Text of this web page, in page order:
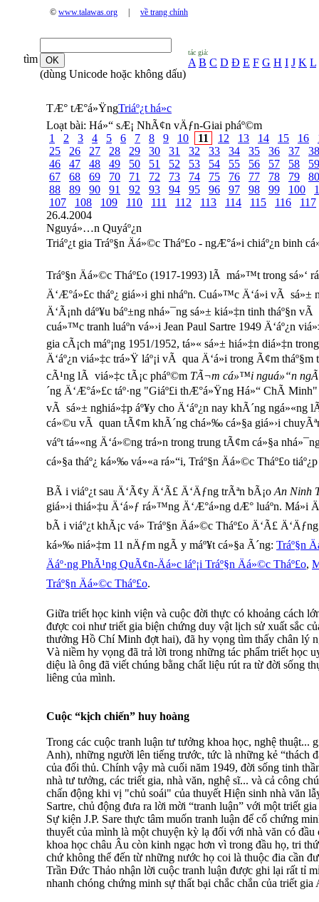
© www.talawas.org về trang chính
tìm
(dùng Unicode hoặc không dấu)
tác giả:
A B C D Đ E F G H I J K L
TÆ° tÆ°á»ŸngTriáº¿t há»c
Loạt bài: Há»“ sÆ¡ NhÃ¢n vÄƒn-Giai pháº©m
1
2 3 4 5 6 7 8 9 10 11 12 13 14 15 16
25
26 27 28 29 30 31 32 33 34 35 36 37
38
46
47 48 49 50 51 52 53 54 55 56 57 58
59
67
68 69 70 71 72 73 74 75 76 77 78 79
80
88
89 90 91 92 93 94 95 96 97 98 99 100
107
108 109 110 111 112 113 114 115 116
117
26.4.2004
Nguyá»…n Quyáº¿n
Triáº¿t gia Tráº§n Äá»©c Tháº£o - ngÆ°á»i chiáº¿n binh
Tráº§n Äá»©c Tháº£o (1917-1993) lÃ má»™t trong sá»‘
Ä‘Æ°á»£c tháº¿ giá»›i ghi nháº­n. Cuá»™c Ä‘á»i vÃ sá»±
Ä‘Ã¡nh dáº¥u báº±ng nhá»¯ng sá»± kiá»‡n tinh tháº§n vÃ
cuá»™c tranh luáº­n vá»›i Jean Paul Sartre 1949 Ä‘áº¿n
gia cÃ¡ch máº¡ng 1951/1952, tá»« sá»± hiá»‡n diá»‡n
Ä‘áº¿n viá»‡c trá»Ÿ láº¡i vÃ qua Ä‘á»i trong Ã¢m
cÃ¹ng lÃ viá»‡c tÃ¡c pháº©m TÃ¬m cá»™i nguá»“n
´ng Ä‘Æ°á»£c táº·ng "Giáº£i thÆ°á»Ÿng Há»“ ChÃ­
vÃ sá»± nghiá»‡p áº¥y cho Ä‘áº¿n nay khÃ´ng ngá»«ng
cá»©u vÃ quan tÃ¢m khÃ´ng chá»‰ cá»§a giá»›i
váº­t tá»«ng Ä‘á»©ng trá»n trong trung tÃ¢m cá»§a
cá»§a tháº¿ ká»‰ vá»«a rá»“i, Tráº§n Äá»©c Tháº£o
BÃ i viáº¿t sau Ä‘Ã¢y Ä‘Ã£ Ä‘Äƒng trÃªn bÃ¡o An Ninh
giá»›i thiá»‡u Ä‘á»ƒ rá»™ng Ä‘Æ°á»ng dÆ° luáº­n. Má»i
bÃ i viáº¿t khÃ¡c vá» Tráº§n Äá»©c Tháº£o Ä‘Ã£
ká»‰ niá»‡m 11 nÄƒm ngÃ y máº¥t cá»§a Ã´ng: Tráº§n
Äáº·ng PhÃ¹ng QuÃ¢n-Äá»c láº¡i Tráº§n Äá»©c Tháº£o,
Tráº§n Äá»©c Tháº£o.
Giữa triết học kinh viện và cuộc đời thực có khoảng cách
được coi như triết gia biện chứng duy vật lịch sử xuất sắc
thưởng Hồ Chí Minh đợt hai), đã hy vọng tìm thấy chân lý
Và niềm hy vọng đã trả lời trong những tác phẩm triết học
diệu là ông đã viết chúng bằng chất liệu rút ra từ đời sống
liêng của mình.
Cuộc “kịch chiến” huy hoàng
Trong các cuộc tranh luận tư tưởng khoa học, nghệ thuật...
Anh), những người lên tiếng trước, tức là những kẻ “thách
của đối thủ. Chính vậy mà cuối năm 1949, đời sống tinh
nhà tư tưởng, các triết gia, nhà văn, nghệ sĩ... và cả công
chấn động khi vị "chủ soái" của thuyết Hiện sinh nhà văn
Sartre, chủ động đưa ra lời mời “tranh luận” với một triết
Sự kiện J.P. Sare thực tâm muốn tranh luận để cố chứng
thuyết của mình là một chuyện kỳ lạ đối với nhà văn có đầu
khoa học châu Âu còn kinh ngạc hơn vì trong đầu họ, tri
chứ không thể đến từ những nước họ coi là thuộc đia cần
Trần Đức Thảo nhận lời cuộc tranh luận được ghi lại rất tỉ
nhanh chóng chứng minh sự thất bại chắc chắn của triết